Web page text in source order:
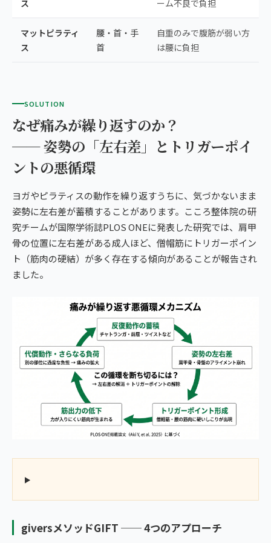
ス ーム不良で負担
マットピラティ
ス
腰・首・手
首
自重のみで腹筋が弱い方
は腰に負担
SOLUTION
なぜ痛みが繰り返すのか？
── 姿勢の「左右差」とトリガーポイ
ントの悪循環
ヨガやピラティスの動作を繰り返すうちに、気づかないまま
姿勢に左右差が蓄積することがあります。こころ整体院の研
究チームが国際学術誌PLOS ONEに発表した研究では、肩甲
骨の位置に左右差がある成人ほど、僧帽筋にトリガーポイン
ト（筋肉の硬結）が多く存在する傾向があることが報告され
ました。
giversメソッドGIFT ── 4つのアプローチ